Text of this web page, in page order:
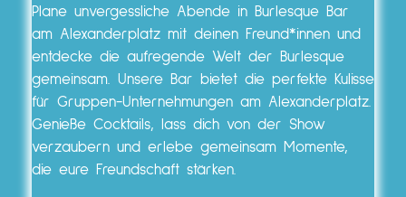
Plane unvergessliche Abende in Burlesque Bar
am Alexanderplatz mit deinen Freund*innen und
entdecke die aufregende Welt der Burlesque
gemeinsam. Unsere Bar bietet die perfekte Kulisse
für Gruppen-Unternehmungen am Alexanderplatz.
Genieße Cocktails, lass dich von der Show
verzaubern und erlebe gemeinsam Momente,
die eure Freundschaft stärken.